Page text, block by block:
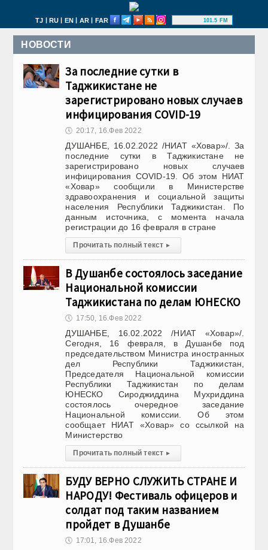
TJ | RU | EN | AR | FAR 101.5 FM
НОВОСТИ
За последние сутки в
Таджикистане не
зарегистрировано новых случаев
инфицирования COVID-19
🕔 20:17, 16.Фев 2022
ДУШАНБЕ, 16.02.2022 /НИАТ «Ховар»/. За
последние сутки в Таджикистане не
зарегистрировано новых случаев
инфицирования COVID-19. Об этом НИАТ
«Ховар» сообщили в Министерстве
здравоохранения и социальной защиты
населения Республики Таджикистан. По
данным источника, с момента начала
регистрации до 16 февраля в стране
Прочитать полный текст ▸
В Душанбе состоялось заседание
Национальной комиссии
Таджикистана по делам ЮНЕСКО
🕔 17:50, 16.Фев 2022
ДУШАНБЕ, 16.02.2022 /НИАТ «Ховар»/.
Сегодня, 16 февраля, в Душанбе под
председательством Министра иностранных
дел Республики Таджикистан,
Председателя Национальной комиссии
Республики Таджикистан по делам
ЮНЕСКО Сироджиддина Мухриддина
состоялось очередное заседание
Национальной комиссии. Об этом
сообщает НИАТ «Ховар» со ссылкой на
Министерство
Прочитать полный текст ▸
БУДУ ВЕРНО СЛУЖИТЬ СТРАНЕ И
НАРОДУ! Фестиваль офицеров и
солдат под таким названием
пройдет в Душанбе
🕔 17:01, 16.Фев 2022